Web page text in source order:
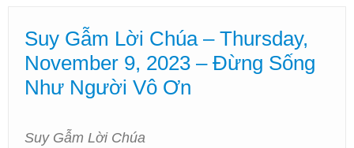
Phát Thanh Tin Lành Bay Area
Các Hội Thánh Bắc California
Suy Gẫm Lời Chúa – Thursday,
November 9, 2023 – Đừng Sống
Như Người Vô Ơn
Suy Gẫm Lời Chúa